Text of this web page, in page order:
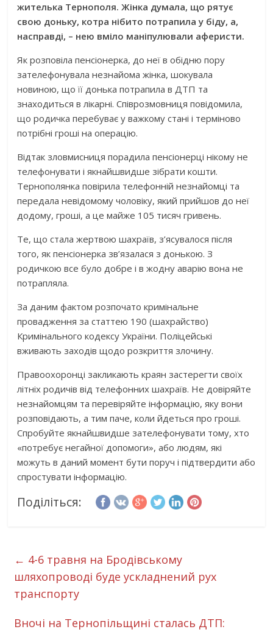
жителька Тернополя. Жінка думала, що рятує
свою доньку, котра нібито потрапила у біду, а,
насправді, – нею вміло маніпулювали аферисти.
Як розповіла пенсіонерка, до неї в обідню пору
зателефонувала незнайома жінка, шокувала
новиною, що її донька потрапила в ДТП та
знаходиться в лікарні. Співрозмовниця повідомила,
що родичка перебуває у важкому стані і терміново
потрібні гроші на операцію.
Відтак зловмисниця порадила пенсіонерці нікому не
телефонувати і якнайшвидше зібрати кошти.
Тернополянка повірила телефонній незнайомці та
передала невідомому чоловіку, який прийшов до неї
додому, гроші, а це майже 105 тисяч гривень.
Те, що стала жертвою шахраїв, з’ясувалося після
того, як пенсіонерка зв’язалася з донькою. З
родичкою все було добре і в жодну аварію вона не
потрапляла.
За даним фактом розпочато кримінальне
провадження за статтею 190 (шахрайство)
Кримінального кодексу України. Поліцейські
вживають заходів щодо розкриття злочину.
Правоохоронці закликають краян застерегти своїх
літніх родичів від телефонних шахраїв. Не довіряйте
незнайомцям та перевіряйте інформацію, яку вони
розповідають, а тим паче, коли йдеться про гроші.
Спробуйте якнайшвидше зателефонувати тому, хто
«потребує негайної допомоги», або людям, які
можуть в даний момент бути поруч і підтвердити або
спростувати інформацію.
Поділіться:
← 4-6 травня на Бродівському
шляхопроводі буде ускладнений рух
транспорту
Вночі на Тернопільщині сталась ДТП: